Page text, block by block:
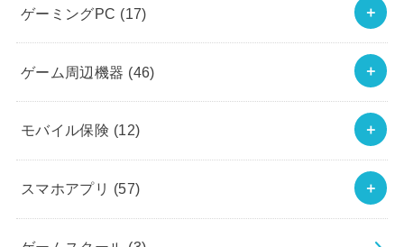
ゲーミングPC (17)
ゲーム周辺機器 (46)
モバイル保険 (12)
スマホアプリ (57)